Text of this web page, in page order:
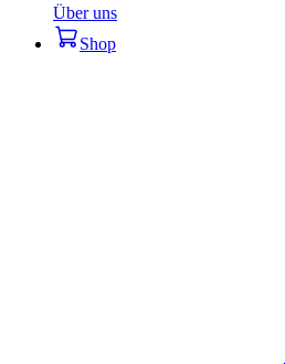
Über uns
Shop